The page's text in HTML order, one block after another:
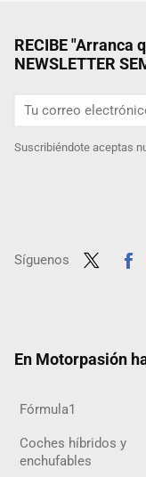
RECIBE "Arranca
NEWSLETTER
Suscribiéndote aceptas
Síguenos
En Motorpasión
Fórmula1
Coches híbridos y
enchufables